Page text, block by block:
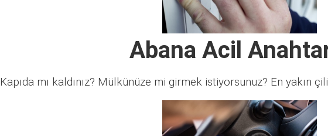
Abana Acil
Kapıda mı kaldınız? Mülkünüze mi girmek istiyorsunuz? En yakın